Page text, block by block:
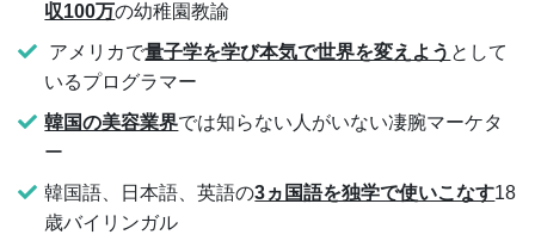
収100万の幼稚園教諭
アメリカで量子学を学び本気で世界を変えよう として
いるプログラマー
韓国の美容業界では知らない人がいない凄腕マーケタ
ー
韓国語、日本語、英語の3ヵ国語を独学で使いこなす18
歳バイリンガル